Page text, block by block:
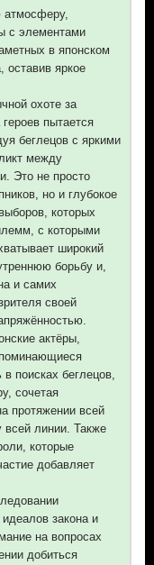
атмосферу,
с элементами
в японском
оставив яркое
охоте за
пытается
беглецов с яркими
между
Это не просто
но и глубокое
которых
с которыми
широкий
борьбу и,
и самих
своей
актёры,
поисках беглецов,
сочетая
протяжении всей
всей линии. Также
которые
добавляет
закона и
на вопросах
добиться